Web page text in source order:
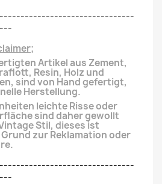
Artikel aus Zement,
Resin, Holz und
sind von Hand gefertigt,
Herstellung.
leichte Risse oder
sind daher gewollt
Stil, dieses ist
Grund zur Reklamation oder